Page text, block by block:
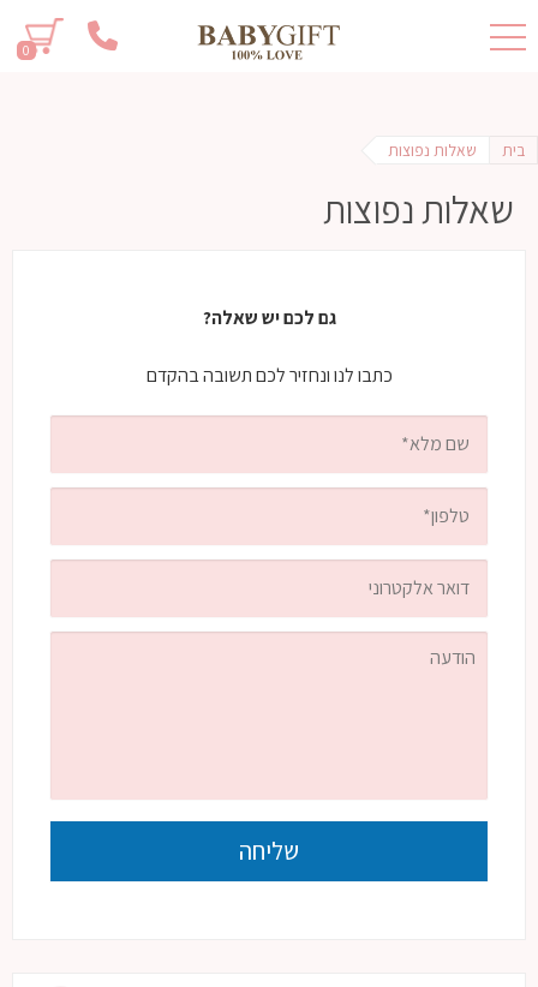
0
בית שאלות נפוצות
שאלות נפוצות
גם לכם יש שאלה?
כתבו לנו ונחזיר לכם תשובה בהקדם